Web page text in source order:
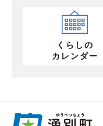
くらしの
カレンダー